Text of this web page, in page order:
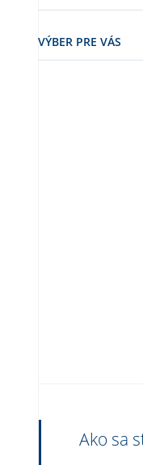
VÝBER PRE VÁS
Ako sa